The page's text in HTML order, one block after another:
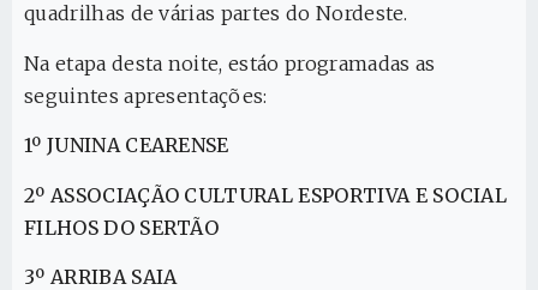
quadrilhas de várias partes do Nordeste.
Na etapa desta noite, estáo programadas as
seguintes apresentações:
1º JUNINA CEARENSE
2º ASSOCIAÇÃO CULTURAL ESPORTIVA E SOCIAL
FILHOS DO SERTÃO
3º ARRIBA SAIA